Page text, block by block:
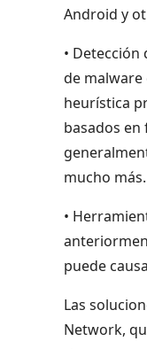
Android y
•
de
heurística
basados
mucho más.
•
puede
Las
Network,